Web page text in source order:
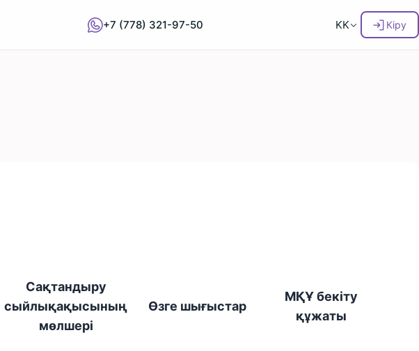
+7 (778) 321-97-50 KK Кіру
Сақтандыру
сыйлықақысының
мөлшері
Өзге шығыстар
МҚҰ бекіту
құжаты